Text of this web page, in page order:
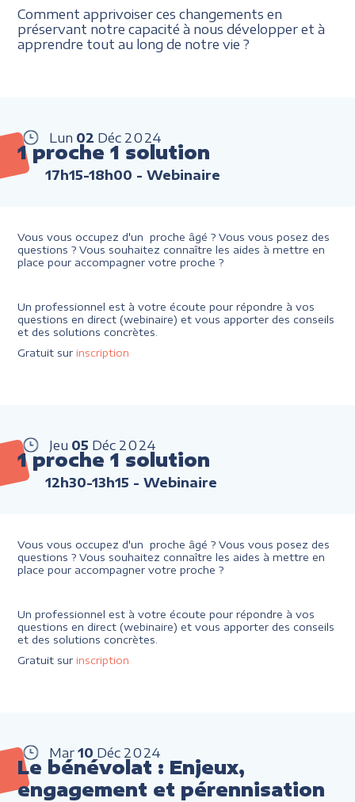
Comment apprivoiser ces changements en
préservant notre capacité à nous développer et à
apprendre tout au long de notre vie ?
Lun 02 Déc 2024
1 proche 1 solution
17h15-18h00 - Webinaire
Vous vous occupez d'un proche âgé ? Vous vous posez des
questions ? Vous souhaitez connaître les aides à mettre en
place pour accompagner votre proche ?
Un professionnel est à votre écoute pour répondre à vos
questions en direct (webinaire) et vous apporter des conseils
et des solutions concrètes.
Gratuit sur inscription
Jeu 05 Déc 2024
1 proche 1 solution
12h30-13h15 - Webinaire
Vous vous occupez d'un proche âgé ? Vous vous posez des
questions ? Vous souhaitez connaître les aides à mettre en
place pour accompagner votre proche ?
Un professionnel est à votre écoute pour répondre à vos
questions en direct (webinaire) et vous apporter des conseils
et des solutions concrètes.
Gratuit sur inscription
Mar 10 Déc 2024
Le bénévolat : Enjeux,
engagement et pérennisation